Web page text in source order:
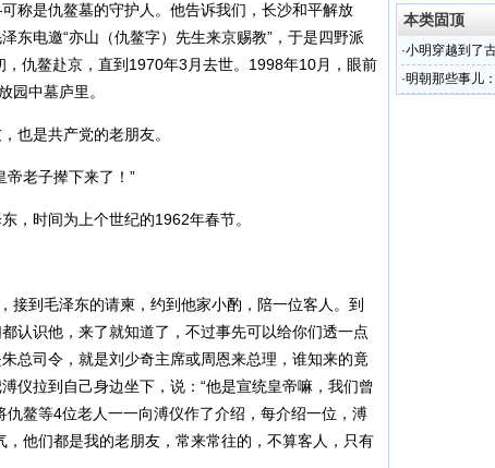
称是仇鳌墓的守护人。他告诉我们，长沙和平解放
东电邀“亦山（仇鳌字）先生来京赐教”，于是四野派
仇鳌赴京，直到1970年3月去世。1998年10月，眼前
园中墓庐里。
也是共产党的老朋友。
帝老子撵下来了！”
，时间为上个世纪的1962年春节。
接到毛泽东的请柬，约到他家小酌，陪一位客人。到
认识他，来了就知道了，不过事先可以给你们透一点
总司令，就是刘少奇主席或周恩来总理，谁知来的竟
仪拉到自己身边坐下，说：“他是宣统皇帝嘛，我们曾
鳌等4位老人一一向溥仪作了介绍，每介绍一位，溥
他们都是我的老朋友，常来常往的，不算客人，只有
本类固顶
·小明穿越到了
·明朝那些事儿